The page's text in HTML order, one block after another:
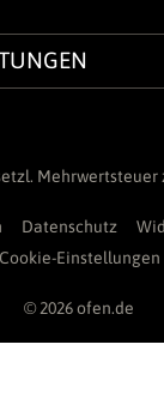
Mehrwertsteuer
Datenschutz
Cookie-Einstellungen
© 2026 ofen.de